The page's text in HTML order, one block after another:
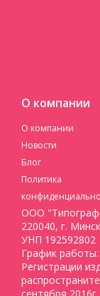
О компании
О компании
Новости
Блог
Политика
ООО
220040, г.
УНП 192592802
График
Регистрации